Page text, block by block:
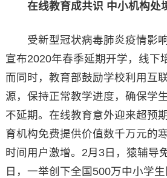
在线教育成共识 中小机构处
受新型冠状病毒肺炎疫情影响
宣布2020年春季延期开学，线下
而同时，教育部鼓励学校利用互
源，保持正常教学进度，确保学
不延期。在线教育意外迎来超预
育机构免费提供价值数千万元的
时间用户激增。2月3日，猿辅导
日，一举创下全国500万中小学